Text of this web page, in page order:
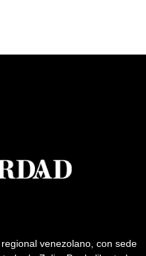
venezolano, con sede